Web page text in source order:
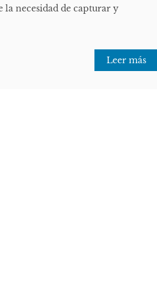
la necesidad de capturar y
Leer más